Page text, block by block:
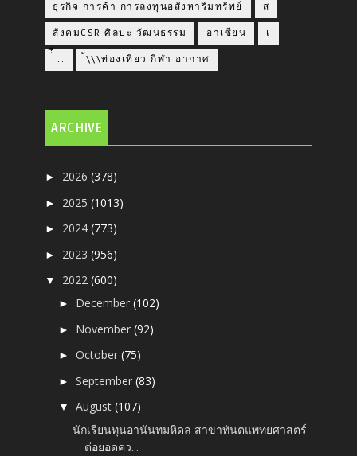
ธุรกิจ การค้า การลงทุนอสังหาริมทรัพย์ ส
สังคมCSR ศิลปะ วัฒนธรรม อาเซียน เ
่่ื​ .. ้\\\ท่องเที่ยว กีฬา อากาศ
ARCHIVE
► 2026(378)
► 2025(1013)
► 2024(773)
► 2023(956)
▼ 2022(600)
► December(102)
► November(92)
►October(75)
►September(83)
▼August(107)
นักเรียนทุนอานันทมหิดล สาขาทันตแพทยศาสตร์
ต่อยอดคว...